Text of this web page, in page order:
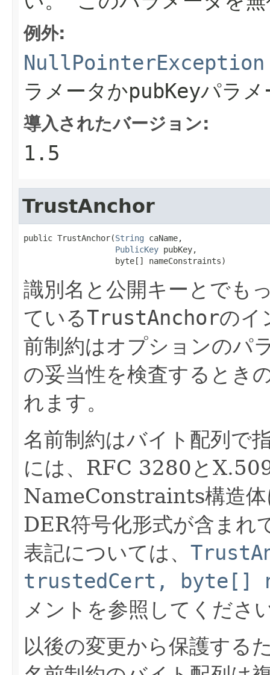
例外:
NullPointerException
ラメータかpubKeyパラメ
導入されたバージョン:
1.5
TrustAnchor
public TrustAnchor(String caName,
PublicKey pubKey,
                   byte[] nameConstraints)
識別名と公開キーとでも
ているTrustAnchorのイ
前制約はオプションのパ
の妥当性を検査するとき
れます。
名前制約はバイト配列で
には、RFC 3280と
NameConstraints構造体
DER符号化形式が含まれ
表記については、
trustedCert, byte[]
メントを参照してくださ
以後の変更から保護する